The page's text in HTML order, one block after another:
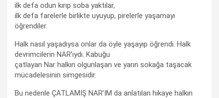
ilk defa odun kırıp soba yaktılar,
ilk defa farelerle birlikte uyuyup, pirelerle yaşamayı
öğrendiler.
Halk nasıl yaşadıysa onlar da öyle yaşayıp öğrendi. Halk
devrimcilerin NAR’ıydı. Kabuğu
çatlayan Nar halkın olgunlaşan ve yarın sokağa taşacak
mücadelesinin simgesidir.
Bu nedenle ÇATLAMIŞ NAR’IM da anlatılan hikaye halkın